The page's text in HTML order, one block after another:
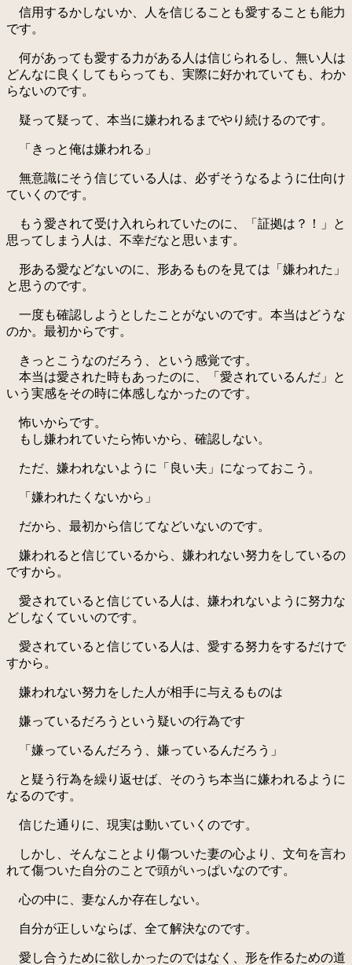
信用するかしないか、人を信じることも愛することも能力
です。
何があっても愛する力がある人は信じられるし、無い人は
どんなに良くしてもらっても、実際に好かれていても、わか
らないのです。
疑って疑って、本当に嫌われるまでやり続けるのです。
「きっと俺は嫌われる」
無意識にそう信じている人は、必ずそうなるように仕向け
ていくのです。
もう愛されて受け入れられていたのに、「証拠は？！」と
思ってしまう人は、不幸だなと思います。
形ある愛などないのに、形あるものを見ては「嫌われた」
と思うのです。
一度も確認しようとしたことがないのです。本当はどうな
のか。最初からです。
きっとこうなのだろう、という感覚です。
本当は愛された時もあったのに、「愛されているんだ」と
いう実感をその時に体感しなかったのです。
怖いからです。
もし嫌われていたら怖いから、確認しない。
ただ、嫌われないように「良い夫」になっておこう。
「嫌われたくないから」
だから、最初から信じてなどいないのです。
嫌われると信じているから、嫌われない努力をしているの
ですから。
愛されていると信じている人は、嫌われないように努力な
どしなくていいのです。
愛されていると信じている人は、愛する努力をするだけで
すから。
嫌われない努力をした人が相手に与えるものは
嫌っているだろうという疑いの行為です
「嫌っているんだろう、嫌っているんだろう」
と疑う行為を繰り返せば、そのうち本当に嫌われるように
なるのです。
信じた通りに、現実は動いていくのです。
しかし、そんなことより傷ついた妻の心より、文句を言わ
れて傷ついた自分のことで頭がいっぱいなのです。
心の中に、妻なんか存在しない。
自分が正しいならば、全て解決なのです。
愛し合うために欲しかったのではなく、形を作るための道